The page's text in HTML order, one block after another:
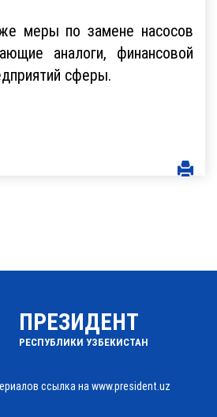
меры по замене насосов
аналоги, финансовой
сферы.
ПРЕЗИДЕНТ
РЕСПУБЛИКИ УЗБЕКИСТАН
ссылка на www.president.uz